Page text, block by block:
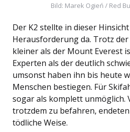
Bild: Marek Ogień / Red
Der K2 stellte in dieser
Herausforderung da. Trotz der
kleiner als der Mount Everest
Experten als der deutlich
umsonst haben ihn bis heute
Menschen bestiegen. Für
sogar als komplett unmöglich.
trotzdem zu befahren,
tödliche Weise.